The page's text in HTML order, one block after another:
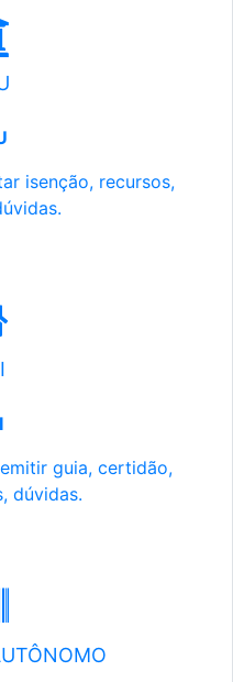
isenção, recursos,
guia, certidão,
dúvidas.